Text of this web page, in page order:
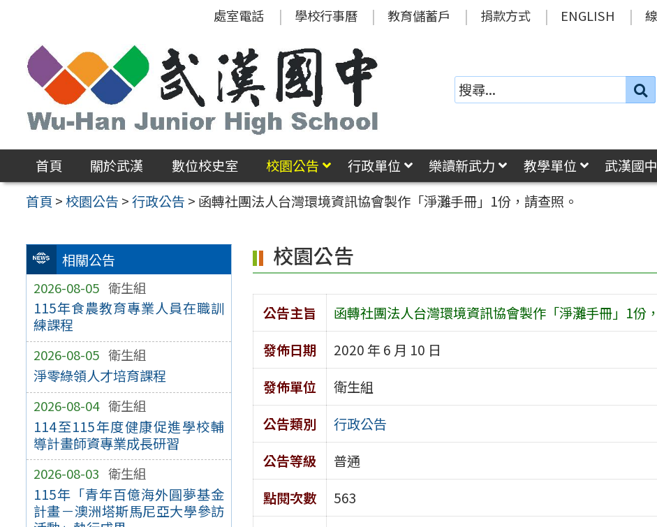
區
處室電話 學校行事曆 教育儲蓄戶 捐款方式 ENGLISH
首頁 關於武漢 數位校史室 校園公告 行政單位 樂讀新武力 教學單位 武漢國
首頁 >校園公告 >行政公告 > 函轉社團法人台灣環境資訊協會製作「淨灘手冊」1份，請查照。
相關公告
2026-08-05 衛生組
115年食農教育專業人員在職訓
練課程
2026-08-05 衛生組
淨零綠領人才培育課程
2026-08-04 衛生組
114至115年度健康促進學校輔
導計畫師資專業成長研習
2026-08-03 衛生組
115年「青年百億海外圓夢基金
計畫－澳洲塔斯馬尼亞大學參訪
校園公告
公告主旨
函轉社團法人台灣環境資訊協會製作「淨灘手冊」1份
發佈日期
2020 年 6 月 10 日
發佈單位
衛生組
公告類別
行政公告
公告等級
普通
點閱次數
563